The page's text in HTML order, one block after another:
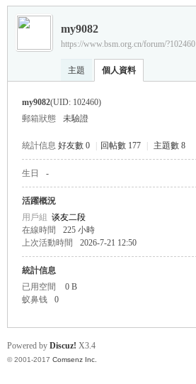
›
my9082
https://www.bsm.org.cn/forum/?102460
主題 個人資料
my9082(UID: 102460)
郵箱狀態
未驗證
統計信息 好友數 0 回帖數 177 主題數 8
生日 -
活躍概況
用戶組 谈友二段
在線時間
225 小時
上次活動時間
2026-7-21 12:50
統計信息
已用空間
0 B
蚁鼻钱
0
Powered by Discuz! X3.4
© 2001-2017 Comsenz Inc.